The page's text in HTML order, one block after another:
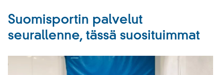
Suomisportin palvelut
seurallenne, tässä suosituimmat